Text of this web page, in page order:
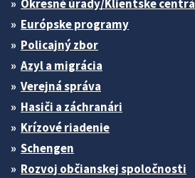
Okresné úrady/Klientske centrá
Európske programy
Policajný zbor
Azyl a migrácia
Verejná správa
Hasiči a záchranári
Krízové riadenie
Schengen
Rozvoj občianskej spoločnosti